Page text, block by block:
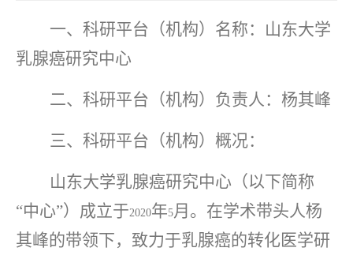
一、科研平台（机构）名称：山东大学
乳腺癌研究中心
二、科研平台（机构）负责人：杨其峰
三、科研平台（机构）概况：
山东大学乳腺癌研究中心（以下简称
“中心”）成立于2020年5月。在学术带头人杨
其峰的带领下，致力于乳腺癌的转化医学研